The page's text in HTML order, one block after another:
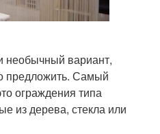
вариант,
предложить. Самый
ограждения типа
из дерева, стекла или